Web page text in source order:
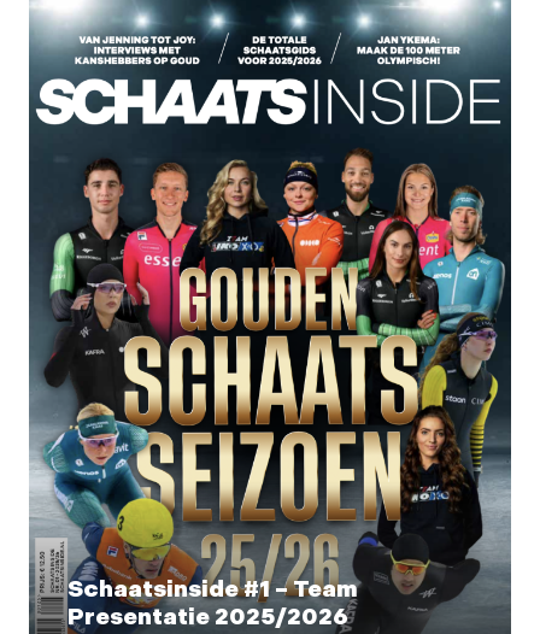
Schaatsinside #1 – Team
Presentatie 2025/2026